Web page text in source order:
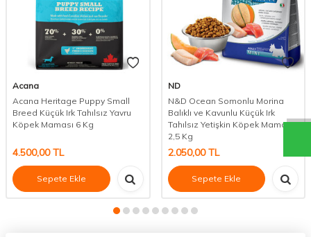
Acana
Acana Heritage Puppy Small
Breed Küçük Irk Tahılsız Yavru
Köpek Maması 6 Kg
4.500,00TL
Sepete Ekle
ND
N&D Ocean Somonlu Morina
Balıklı ve Kavunlu Küçük Irk
Tahılsız Yetişkin Köpek Maması
2,5 Kg
2.050,00TL
Sepete Ekle